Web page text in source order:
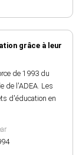
grâce à leur
de 1993 du
de l'ADEA. Les
d'éducation en